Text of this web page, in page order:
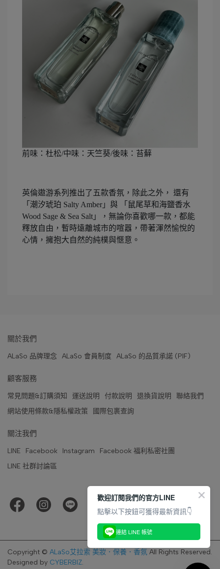
前味：杜松/中味：天竺葵/後味：苔蘚
英倫遨游系列推出了五款香氛，除此之外， 還有
「潮汐琥珀 Salty Amber」與 「鼠尾草和海鹽香水
Wood Sage & Sea Salt」，無論你喜歡哪一款，都能
釋放自由，暫時遠離城市的喧囂，帶著渾然愉悅的
心情，擁抱大自然的純樸與愜意。
關於我們
ALaSo 品牌理念 ALaSo 會員制度 ALaSo 的品質承諾 (PIF)
顧客服務
常見問題&訂購須知 運送說明 付款說明 退換貨說明
聯絡我們
網站使用條款&隱私權政策
國際包裹查詢
關注我們
LINE Facebook Instagram
Facebook 福利私密社團
LINE 社群討論區
Copyright © ALaSo艾拉索 美妝．保養．香氛 All Rights Reserved.
Designed by CYBERBIZ.
歡迎訂閱我們的官方LINE
點擊以下按鈕可獲得最新資訊👇
連結 LINE 帳號